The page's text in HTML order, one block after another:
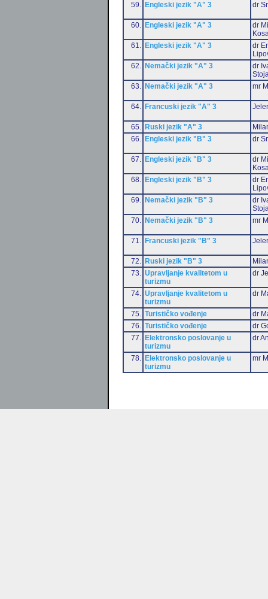
59. Engleski jezik "A" 3 dr
60. Engleski jezik "A" 3
dr
61.
Engleski jezik "A" 3
dr
62.
Nemački jezik "A" 3
dr
63.
Nemački jezik "A" 3 mr
64. Francuski jezik "A" 3
65. Ruski jezik "A" 3
66.
Engleski jezik "B" 3 dr
67. Engleski jezik "B" 3
dr
68.
Engleski jezik "B" 3
dr
69.
Nemački jezik "B" 3
dr
70.
Nemački jezik "B" 3 mr
71. Francuski jezik "B" 3
72. Ruski jezik "B" 3
73.
Upravljanje kvalitetom u
turizmu
dr
74.
Upravljanje kvalitetom u
turizmu
dr
75. Turističko vođenje
dr
76.
Turističko vođenje
dr
77.
Elektronsko poslovanje u
turizmu
dr
78.
Elektronsko poslovanje u
turizmu
mr